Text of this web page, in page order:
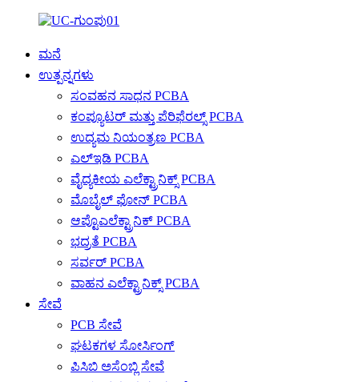
ಮನೆ
ಉತ್ಪನ್ನಗಳು
ಸಂವಹನ ಸಾಧನ PCBA
ಕಂಪ್ಯೂಟರ್ ಮತ್ತು ಪೆರಿಫೆರಲ್ಸ್ PCBA
ಉದ್ಯಮ ನಿಯಂತ್ರಣ PCBA
ಎಲ್ಇಡಿ PCBA
ವೈದ್ಯಕೀಯ ಎಲೆಕ್ಟ್ರಾನಿಕ್ಸ್ PCBA
ಮೊಬೈಲ್ ಫೋನ್ PCBA
ಆಪ್ಟೊಎಲೆಕ್ಟ್ರಾನಿಕ್ PCBA
ಭದ್ರತೆ PCBA
ಸರ್ವರ್ PCBA
ವಾಹನ ಎಲೆಕ್ಟ್ರಾನಿಕ್ಸ್ PCBA
ಸೇವೆ
PCB ಸೇವೆ
ಘಟಕಗಳ ಸೋರ್ಸಿಂಗ್
ಪಿಸಿಬಿ ಅಸೆಂಬ್ಲಿ ಸೇವೆ